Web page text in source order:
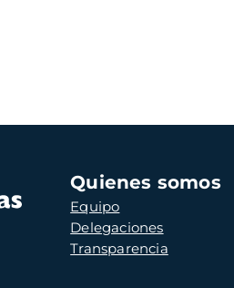
Navegación
principal
Quienes somos
Equipo
Delegaciones
Transparencia